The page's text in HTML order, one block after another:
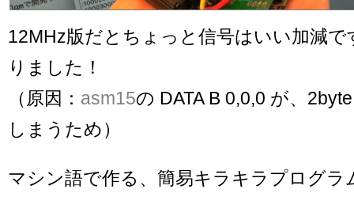
12MHz版だとちょっと信号はいい加減
りました！
（原因： asm15の DATA B 0,0,0 が、
しまうため）
マシン語で作る、簡易キラキラプログラ